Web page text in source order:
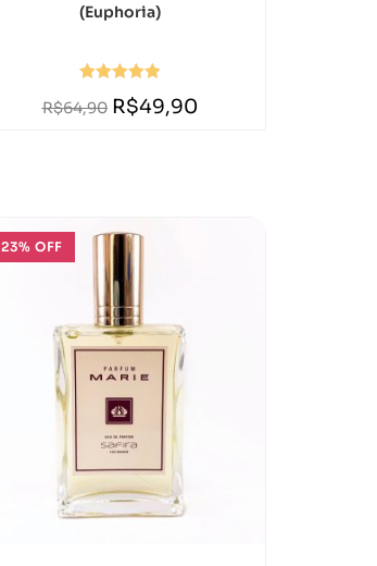
(Euphoria)
Avaliação
5.00 de 5
R$64,90 R$49,90
23% OFF